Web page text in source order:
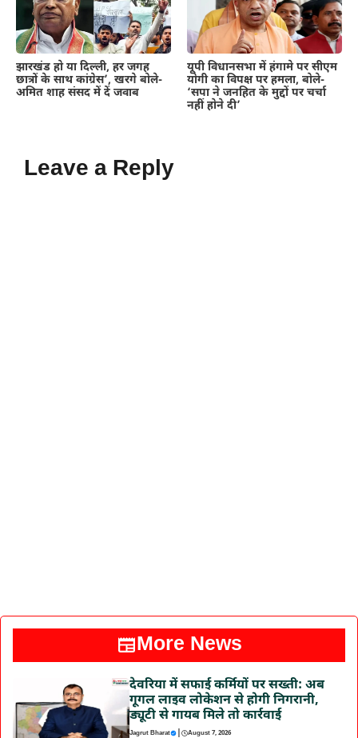
झारखंड हो या दिल्ली, हर जगह
छात्रों के साथ कांग्रेस’, खरगे बोले-
अमित शाह संसद में दें जवाब
यूपी विधानसभा में हंगामे पर सीएम
योगी का विपक्ष पर हमला, बोले-
‘सपा ने जनहित के मुद्दों पर चर्चा
नहीं होने दी’
Leave a Reply
More News
देवरिया में सफाई कर्मियों पर सख्ती: अब
गूगल लाइव लोकेशन से होगी निगरानी,
ड्यूटी से गायब मिले तो कार्रवाई
Jagrut Bharat | August 7, 2026